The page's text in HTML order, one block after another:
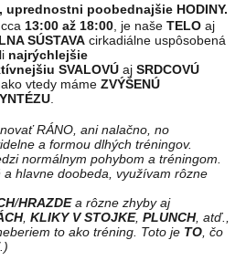
uprednostni poobednajšie HODINY.
13:00 až 18:00, je naše TELO aj
SÚSTAVAcirkadiálne uspôsobená
najrýchlejšie
SVALOVÚaj SRDCOVÚ
vtedy máme ZVÝŠENÚ
.
RÁNO, ani nalačno, no
a formou dlhých tréningov.
normálnym pohybom a tréningom.
hlavne doobeda, využívam rôzne
/HRAZDEa rôzne zhyby aj
, KLIKY V STOJKE, PLUNCH, atď.,
to ako tréning. Toto je TO , čo
.)